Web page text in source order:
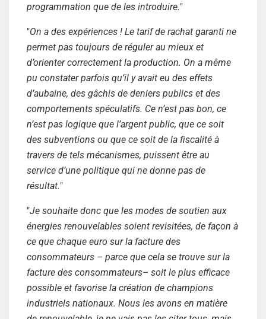
programmation que de les introduire."
"On a des expériences ! Le tarif de rachat garanti ne
permet pas toujours de réguler au mieux et
d’orienter correctement la production. On a même
pu constater parfois qu’il y avait eu des effets
d’aubaine, des gâchis de deniers publics et des
comportements spéculatifs. Ce n’est pas bon, ce
n’est pas logique que l’argent public, que ce soit
des subventions ou que ce soit de la fiscalité à
travers de tels mécanismes, puissent être au
service d’une politique qui ne donne pas de
résultat."
"Je souhaite donc que les modes de soutien aux
énergies renouvelables soient revisitées, de façon à
ce que chaque euro sur la facture des
consommateurs – parce que cela se trouve sur la
facture des consommateurs– soit le plus efficace
possible et favorise la création de champions
industriels nationaux. Nous les avons en matière